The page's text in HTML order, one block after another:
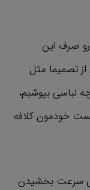
رو صرف این
تصمیما مثل
لباسی بپوشیم،
خودمون کلافه
سرعت بخشیدن